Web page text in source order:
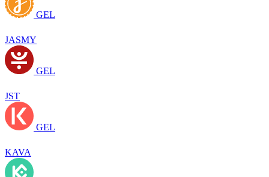
GEL
JASMY
GEL
JST
GEL
KAVA